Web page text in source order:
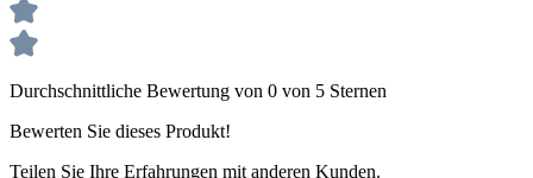
Durchschnittliche Bewertung von 0 von 5 Sternen
Bewerten Sie dieses Produkt!
Teilen Sie Ihre Erfahrungen mit anderen Kunden.